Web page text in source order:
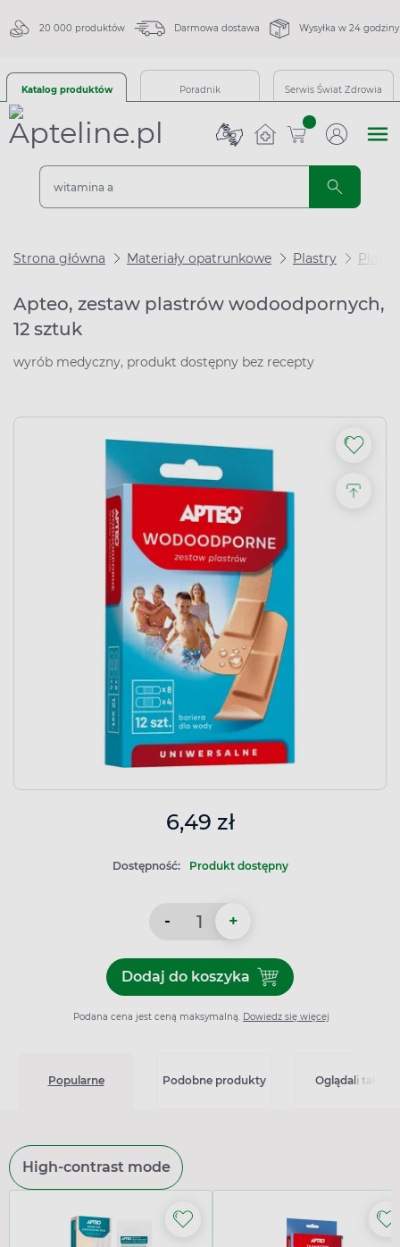
20 000 produktów Darmowa dostawa Wysyłka w 24 godziny
Katalog produktów Poradnik Serwis Świat Zdrowia
sztuk
Strona główna Materiały opatrunkowe Plastry
Apteo, zestaw plastrów wodoodpornych,
12 sztuk
wyrób medyczny, produkt dostępny bez recepty
6,49 zł
Dostępność: Produkt dostępny
- +
Dodaj do koszykaDodaj do koszyka Apteo,
Podana cena jest ceną maksymalną. Dowiedz się więcej
Popularne Podobne produkty Oglądali także
High-contrast mode